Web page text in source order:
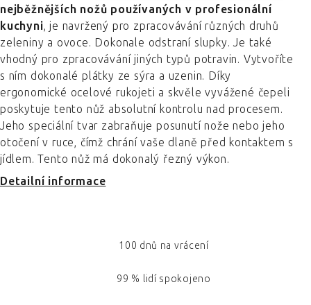
nejběžnějších nožů používaných v profesionální
kuchyni, je navržený pro zpracovávání různých druhů
zeleniny a ovoce. Dokonale odstraní slupky. Je také
vhodný pro zpracovávání jiných typů potravin. Vytvoříte
s ním dokonalé plátky ze sýra a uzenin. Díky
ergonomické ocelové rukojeti a skvěle vyvážené čepeli
poskytuje tento nůž absolutní kontrolu nad procesem.
Jeho speciální tvar zabraňuje posunutí nože nebo jeho
otočení v ruce, čímž chrání vaše dlaně před kontaktem s
jídlem. Tento nůž má dokonalý řezný výkon.
Detailní informace
100 dnů na vrácení
99 % lidí spokojeno